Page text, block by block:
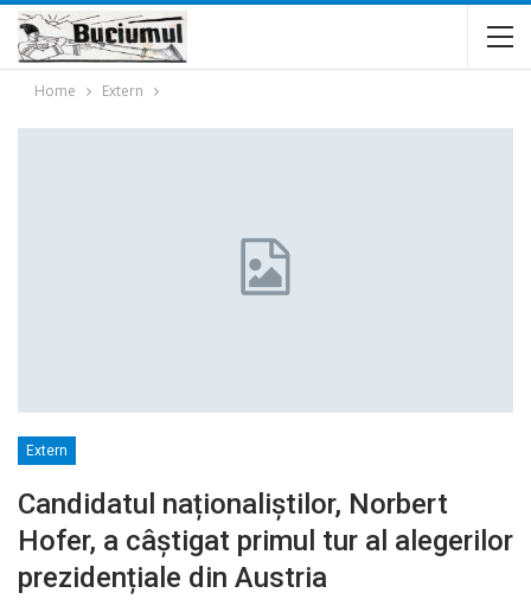
Home Extern
Extern
Candidatul naționaliștilor, Norbert
Hofer, a câștigat primul tur al alegerilor
prezidențiale din Austria